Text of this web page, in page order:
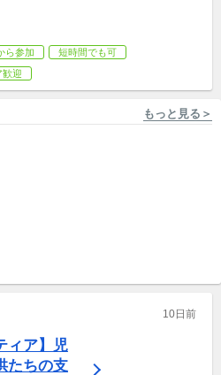
ら参加
短時間でも可
歓迎
もっと見る＞
10日前
ィア】児
たちの支